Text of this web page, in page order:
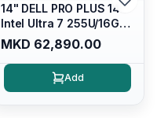
14" DELL PRO PLUS 14
Intel Ultra 7 255U/16GB
RAM DDR5 5600mhz/
512 GB SSD M.2 Nvme
2230/FULLHD+ (16:10)
Ips/bt/backlit
MKD 62,890.00
Add